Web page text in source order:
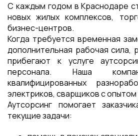
С каждым годом в Краснодаре
новых жилых комплексов,
бизнес-центров.
Когда требуется временная
дополнительная рабочая сила,
прибегают к услуге
персонала. Наша
квалифицированных
электриков, сварщиков с
Аутсорсинг помогает
текущие задачи: